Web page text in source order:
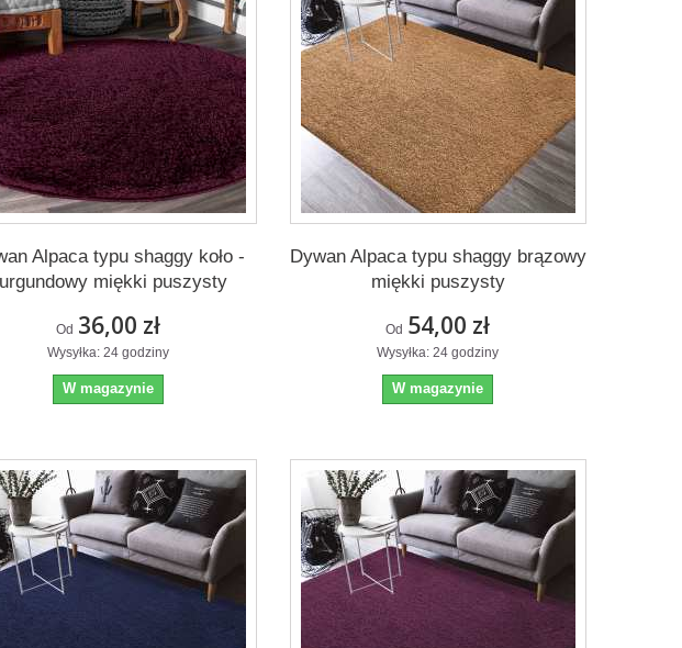
Alpaca typu shaggy koło -
miękki puszysty
Od 36,00 zł
Wysyłka: 24 godziny
W magazynie
Dywan Alpaca typu shaggy brązowy
miękki puszysty
Od 54,00 zł
Wysyłka: 24 godziny
W magazynie